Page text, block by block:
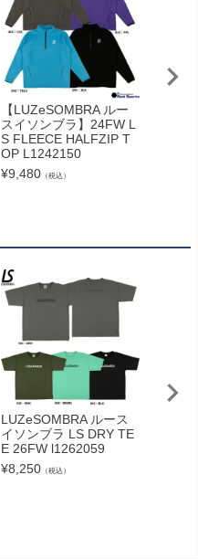
【LUZeSOMBRA ルー
スイソンブラ】24FW L
S FLEECE HALFZIP T
OP L1242150
¥9,480 （税込）
LUZeSOMBRA ルース
イソンブラ LS DRY TE
E 26FW l1262059
¥8,250 （税込）